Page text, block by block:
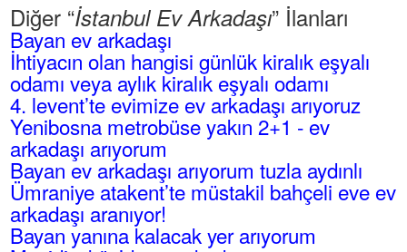
Diğer “İstanbul Ev Arkadaşı” İlanları
Bayan ev arkadaşı
İhtiyacın olan hangisi günlük kiralık eşyalı
odamı veya aylık kiralık eşyalı odamı
4. levent’te evimize ev arkadaşı arıyoruz
Yenibosna metrobüse yakın 2+1 - ev
arkadaşı arıyorum
Bayan ev arkadaşı arıyorum tuzla aydınlı
Ümraniye atakent’te müstakil bahçeli eve ev
arkadaşı aranıyor!
Bayan yanına kalacak yer arıyorum